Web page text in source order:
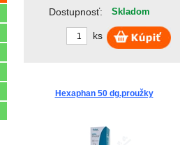
Dostupnosť: Skladom
ks
Hexaphan 50 dg.proužky